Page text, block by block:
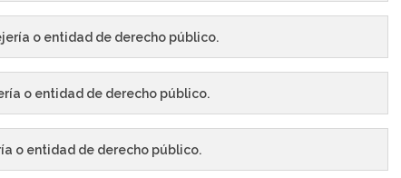
o entidad de derecho público.
o entidad de derecho público.
o entidad de derecho público.